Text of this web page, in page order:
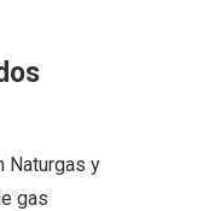
Naturgas y
gas